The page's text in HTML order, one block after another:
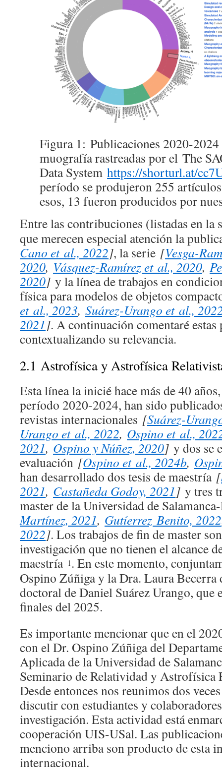
Figura 1: Publicaciones 2020-
muografía rastreadas por el The
Data System https://shorturl.at/
período se produjeron 255
esos, 13 fueron producidos por
Entre las contribuciones (listadas en la
que merecen especial atención la
Cano et al., 2022], la serie [Vesga-
2020, Vásquez-Ramírez et al., 2020,
2020] y la línea de trabajos en
física para modelos de objetos
et al., 2023, Suárez-Urango et al.,
2021]. A continuación comentaré
contextualizando su relevancia.
2.1 Astrofísica y Astrofísica
Esta línea la inicié hace más de 40
período 2020-2024, han sido
revistas internacionales [Suárez-
Urango et al., 2022, Ospino et al.,
2021, Ospino y Núñez, 2020] y dos se
evaluación [Ospino et al., 2024b,
han desarrollado dos tesis de maestría [
2021, Castañeda Godoy, 2021] y tres
master de la Universidad de
Martínez, 2021, Gutíerrez Benito, 2022
2022]. Los trabajos de fin de master
investigación que no tienen el alcance
maestría 1 . En este momento,
Ospino Zúñiga y la Dra. Laura
doctoral de Daniel Suárez Urango, que
finales del 2025.
Es importante mencionar que en el
con el Dr. Ospino Zúñiga del
Aplicada de la Universidad de
Seminario de Relatividad y Astrofísica
Desde entonces nos reunimos dos
discutir con estudiantes y
investigación. Esta actividad está
cooperación UIS-USal. Las
menciono arriba son producto de esta
internacional.